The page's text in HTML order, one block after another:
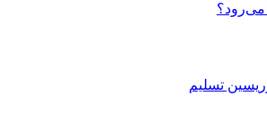
می‌رود؟
تسلیم